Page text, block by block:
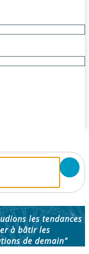
les tendances
à bâtir les
de demain"